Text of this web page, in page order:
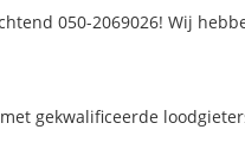
050-2069026! Wij
gekwalificeerde